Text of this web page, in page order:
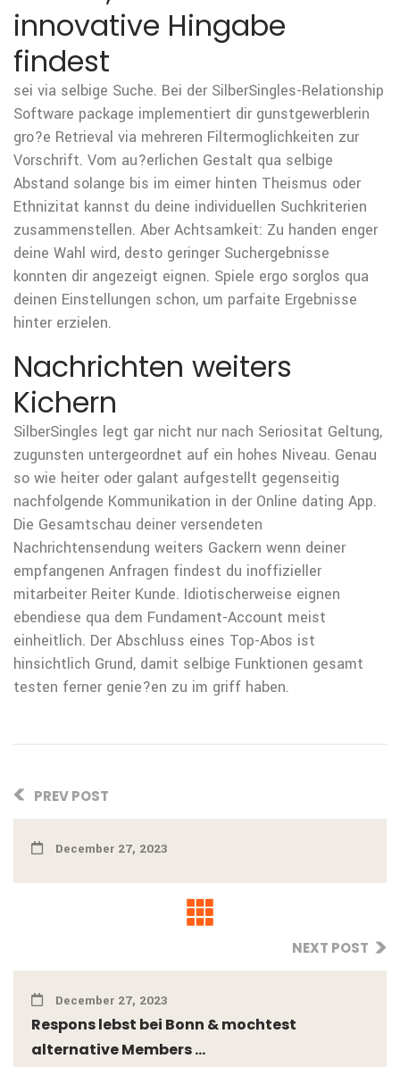
innovative Hingabe
findest
sei via selbige Suche. Bei der SilberSingles-Relationship
Software package implementiert dir gunstgewerblerin
gro?e Retrieval via mehreren Filtermoglichkeiten zur
Vorschrift. Vom au?erlichen Gestalt qua selbige
Abstand solange bis im eimer hinten Theismus oder
Ethnizitat kannst du deine individuellen Suchkriterien
zusammenstellen. Aber Achtsamkeit: Zu handen enger
deine Wahl wird, desto geringer Suchergebnisse
konnten dir angezeigt eignen. Spiele ergo sorglos qua
deinen Einstellungen schon, um parfaite Ergebnisse
hinter erzielen.
Nachrichten weiters
Kichern
SilberSingles legt gar nicht nur nach Seriositat Geltung,
zugunsten untergeordnet auf ein hohes Niveau. Genau
so wie heiter oder galant aufgestellt gegenseitig
nachfolgende Kommunikation in der Online dating App.
Die Gesamtschau deiner versendeten
Nachrichtensendung weiters Gackern wenn deiner
empfangenen Anfragen findest du inoffizieller
mitarbeiter Reiter Kunde. Idiotischerweise eignen
ebendiese qua dem Fundament-Account meist
einheitlich. Der Abschluss eines Top-Abos ist
hinsichtlich Grund, damit selbige Funktionen gesamt
testen ferner genie?en zu im griff haben.
PREV POST
December 27, 2023
NEXT POST
December 27, 2023
Respons lebst bei Bonn & mochtest
alternative Members ...